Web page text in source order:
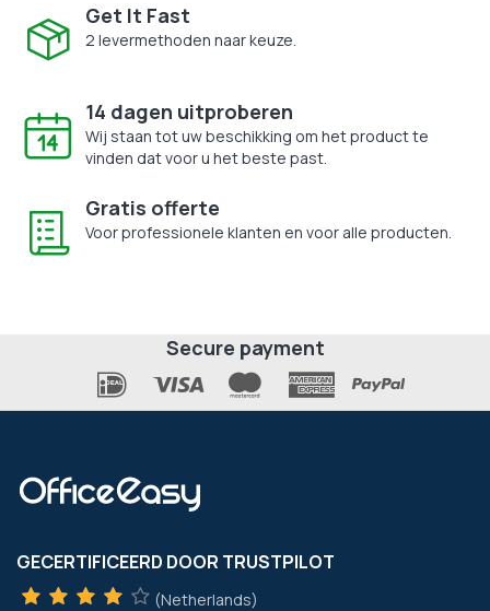
Get It Fast
2 levermethoden naar keuze.
14 dagen uitproberen
Wij staan tot uw beschikking om het product te
vinden dat voor u het beste past.
Gratis offerte
Voor professionele klanten en voor alle producten.
Secure payment
GECERTIFICEERD DOOR TRUSTPILOT
(Netherlands)